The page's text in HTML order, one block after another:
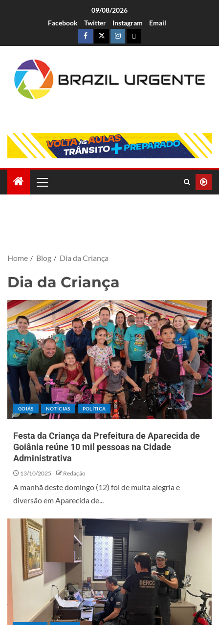
09/08/2026
Facebook
Twitter Instagram Email
Home Blog Dia da Criança
Dia da Criança
GOIÁS NOTÍCIAS POLÍTICA
Festa da Criança da Prefeitura de Aparecida de
Goiânia reúne 10 mil pessoas na Cidade
Administrativa
13/10/2025 Redação
A manhã deste domingo (12) foi de muita alegria e
diversão em Aparecida de...